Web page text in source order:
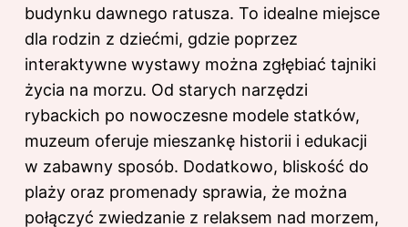
budynku dawnego ratusza. To idealne miejsce
dla rodzin z dziećmi, gdzie poprzez
interaktywne wystawy można zgłębiać tajniki
życia na morzu. Od starych narzędzi
rybackich po nowoczesne modele statków,
muzeum oferuje mieszankę historii i edukacji
w zabawny sposób. Dodatkowo, bliskość do
plaży oraz promenady sprawia, że można
połączyć zwiedzanie z relaksem nad morzem,